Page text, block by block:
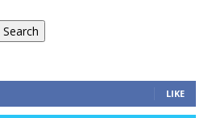
Search
LIKE